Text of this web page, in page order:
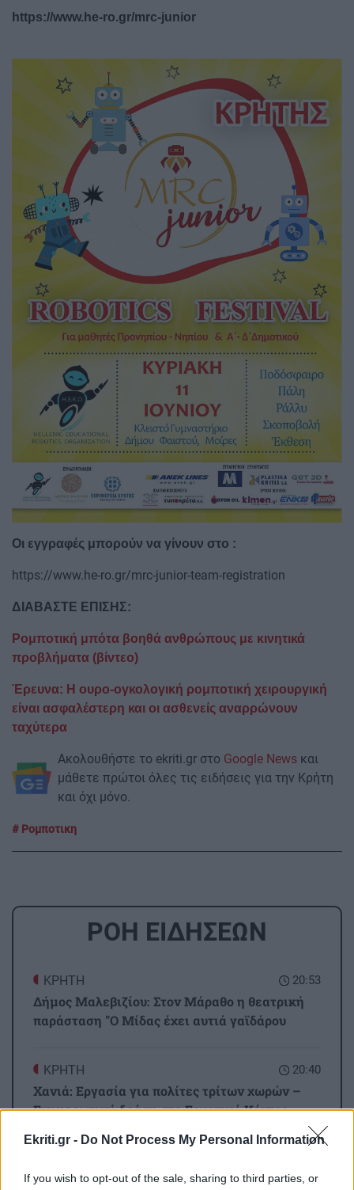
Ekriti.gr - Do Not Process My Personal Information
If you wish to opt-out of the sale, sharing to third parties, or
https://www.he-ro.gr/mrc-junior
Οι εγγραφές μπορούν να γίνουν στο :
https://www.he-ro.gr/mrc-junior-team-registration
ΔΙΑΒΑΣΤΕ ΕΠΙΣΗΣ:
Ρομποτική μπότα βοηθά ανθρώπους με κινητικά
προβλήματα (βίντεο)
Έρευνα: Η ουρο-ογκολογική ρομποτική χειρουργική
είναι ασφαλέστερη και οι ασθενείς αναρρώνουν
ταχύτερα
Ακολουθήστε το ekriti.gr στο Google News και
μάθετε πρώτοι όλες τις ειδήσεις για την Κρήτη
και όχι μόνο.
Ρομποτικη
ΡΟΗ ΕΙΔΗΣΕΩΝ
20:53
ΚΡΗΤΗ
Δήμος Μαλεβιζίου: Στον Μάραθο η θεατρική
παράσταση "Ο Μίδας έχει αυτιά γαϊδάρου
20:40
ΚΡΗΤΗ
Χανιά: Εργασία για πολίτες τρίτων χωρών –
Ενημερωτική δράση στο Εργατικό Κέντρο
Ηράκλειο: Κυκλοφοριακές ρυθμίσεις έξι